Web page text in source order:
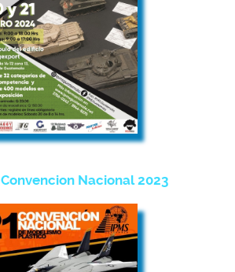
Convencion Nacional 2023